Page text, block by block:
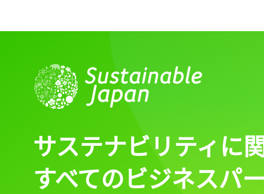
サステナビリティに
すべてのビジネスパ